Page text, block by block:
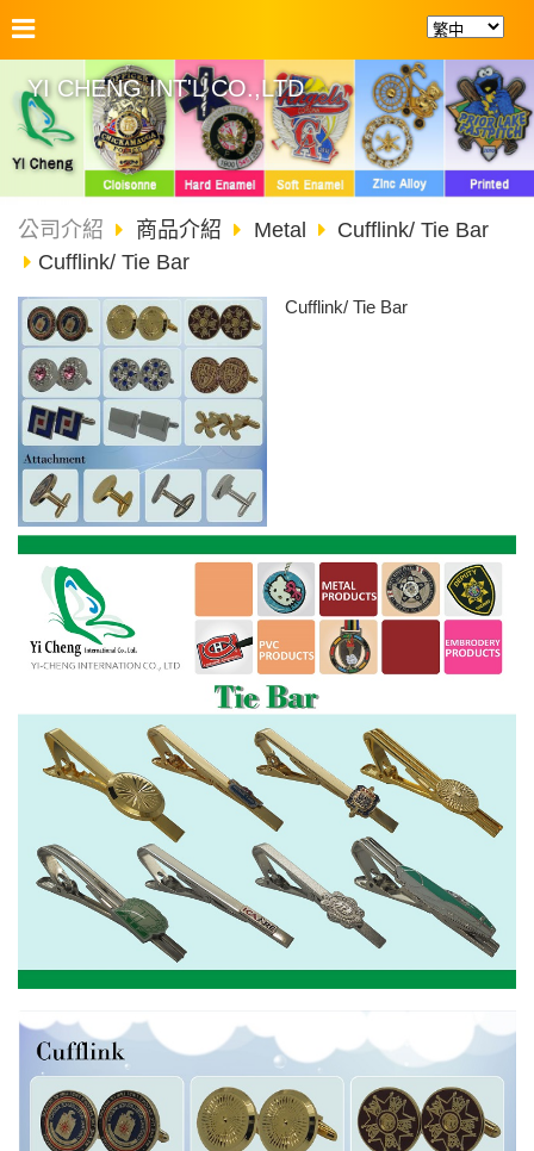
YI CHENG INT'L CO.,LTD
公司介紹 商品介紹 Metal
Cufflink/ Tie Bar
Cufflink/ Tie Bar
Cufflink/ Tie Bar